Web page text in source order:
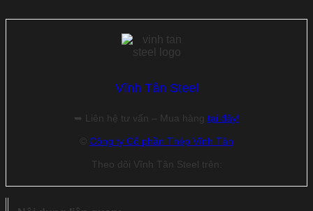
Vĩnh Tân Steel
➥ Liên hệ tư vấn – Mua hàng tại đây!
Công ty Cổ phần Thép Vĩnh Tân
Theo dõi Vĩnh Tân Steel trên: